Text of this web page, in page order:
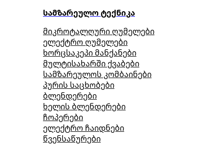
სამზარეულო ტექნიკა
მიკროტალღური ღუმელები
ელექტრო ღუმელები
ხორცსაკეპი მანქანები
მულტისახარში ქვაბები
სამზარეულოს კომბაინები
პურის საცხობები
ბლენდერები
ხელის ბლენდერები
ჩოპერები
ელექტრო ჩაიდნები
წვენსაწურები